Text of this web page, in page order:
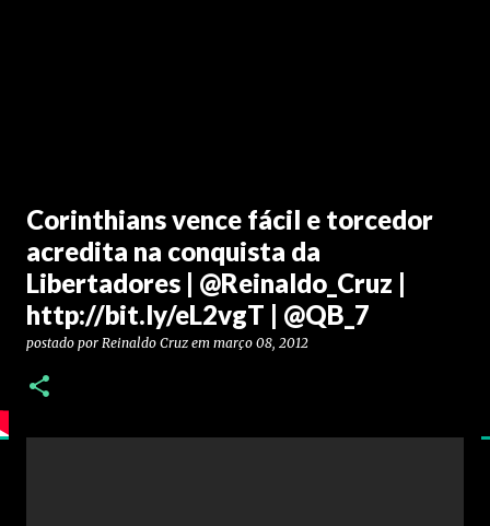
Corinthians vence fácil e torcedor
acredita na conquista da
Libertadores | @Reinaldo_Cruz |
http://bit.ly/eL2vgT | @QB_7
postado por Reinaldo Cruz em março 08, 2012